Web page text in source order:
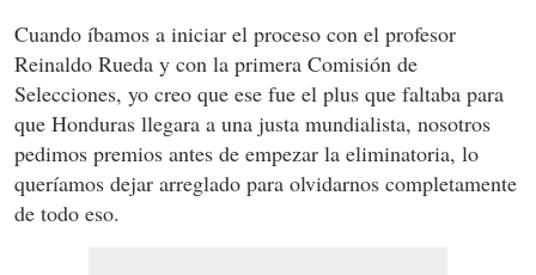
Cuando íbamos a iniciar el proceso con el profesor
Reinaldo Rueda y con la primera Comisión de
Selecciones, yo creo que ese fue el plus que faltaba para
que Honduras llegara a una justa mundialista, nosotros
pedimos premios antes de empezar la eliminatoria, lo
queríamos dejar arreglado para olvidarnos completamente
de todo eso.